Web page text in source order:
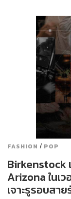
FASHION / POP
Birkenstock
Arizona ในเ
เจาะรูรอบสา